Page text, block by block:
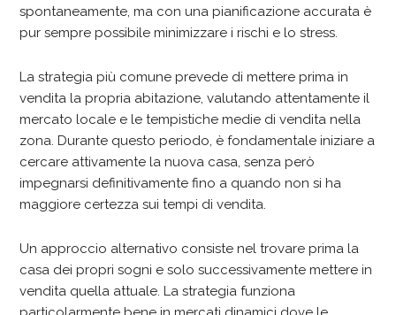
spontaneamente, ma con una pianificazione accurata è
pur sempre possibile minimizzare i rischi e lo stress.
La strategia più comune prevede di mettere prima in
vendita la propria abitazione, valutando attentamente il
mercato locale e le tempistiche medie di vendita nella
zona. Durante questo periodo, è fondamentale iniziare a
cercare attivamente la nuova casa, senza però
impegnarsi definitivamente fino a quando non si ha
maggiore certezza sui tempi di vendita.
Un approccio alternativo consiste nel trovare prima la
casa dei propri sogni e solo successivamente mettere in
vendita quella attuale. La strategia funziona